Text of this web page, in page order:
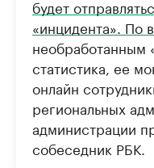
будет
«инцидента». По
необработанным
статистика, ее
онлайн
региональных
администрации
собеседник РБК.